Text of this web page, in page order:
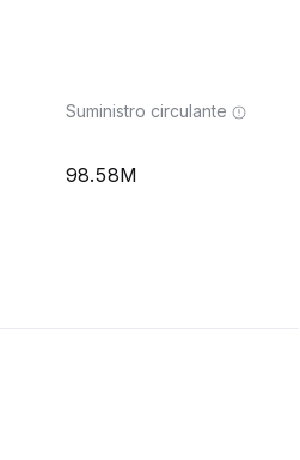
Suministro circulante
98.58M